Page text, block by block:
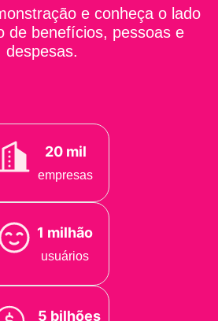
e conheça o lado
de benefícios, pessoas e
despesas.
20 mil
empresas
1 milhão
usuários
5 bilhões